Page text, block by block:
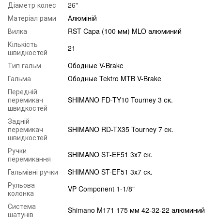
Діаметр колес
26"
Матеріал рами
Алюміній
Вилка
RST Capa (100 мм) MLO алюминий
Кількість
швидкостей
21
Тип гальм
Ободные V-Brake
Гальма
Ободные Tektro MTB V-Brake
Передній
перемикач
швидкостей
SHIMANO FD-TY10 Tourney 3 ск.
Задній
перемикач
швидкостей
SHIMANO RD-TX35 Tourney 7 ск.
Ручки
перемикання
SHIMANO ST-EF51 3х7 ск.
Гальмівні ручки
SHIMANO ST-EF51 3х7 ск.
Рульова
колонка
VP Component 1-1/8"
Система
шатунів
Shimano M171 175 мм 42-32-22 алюминий